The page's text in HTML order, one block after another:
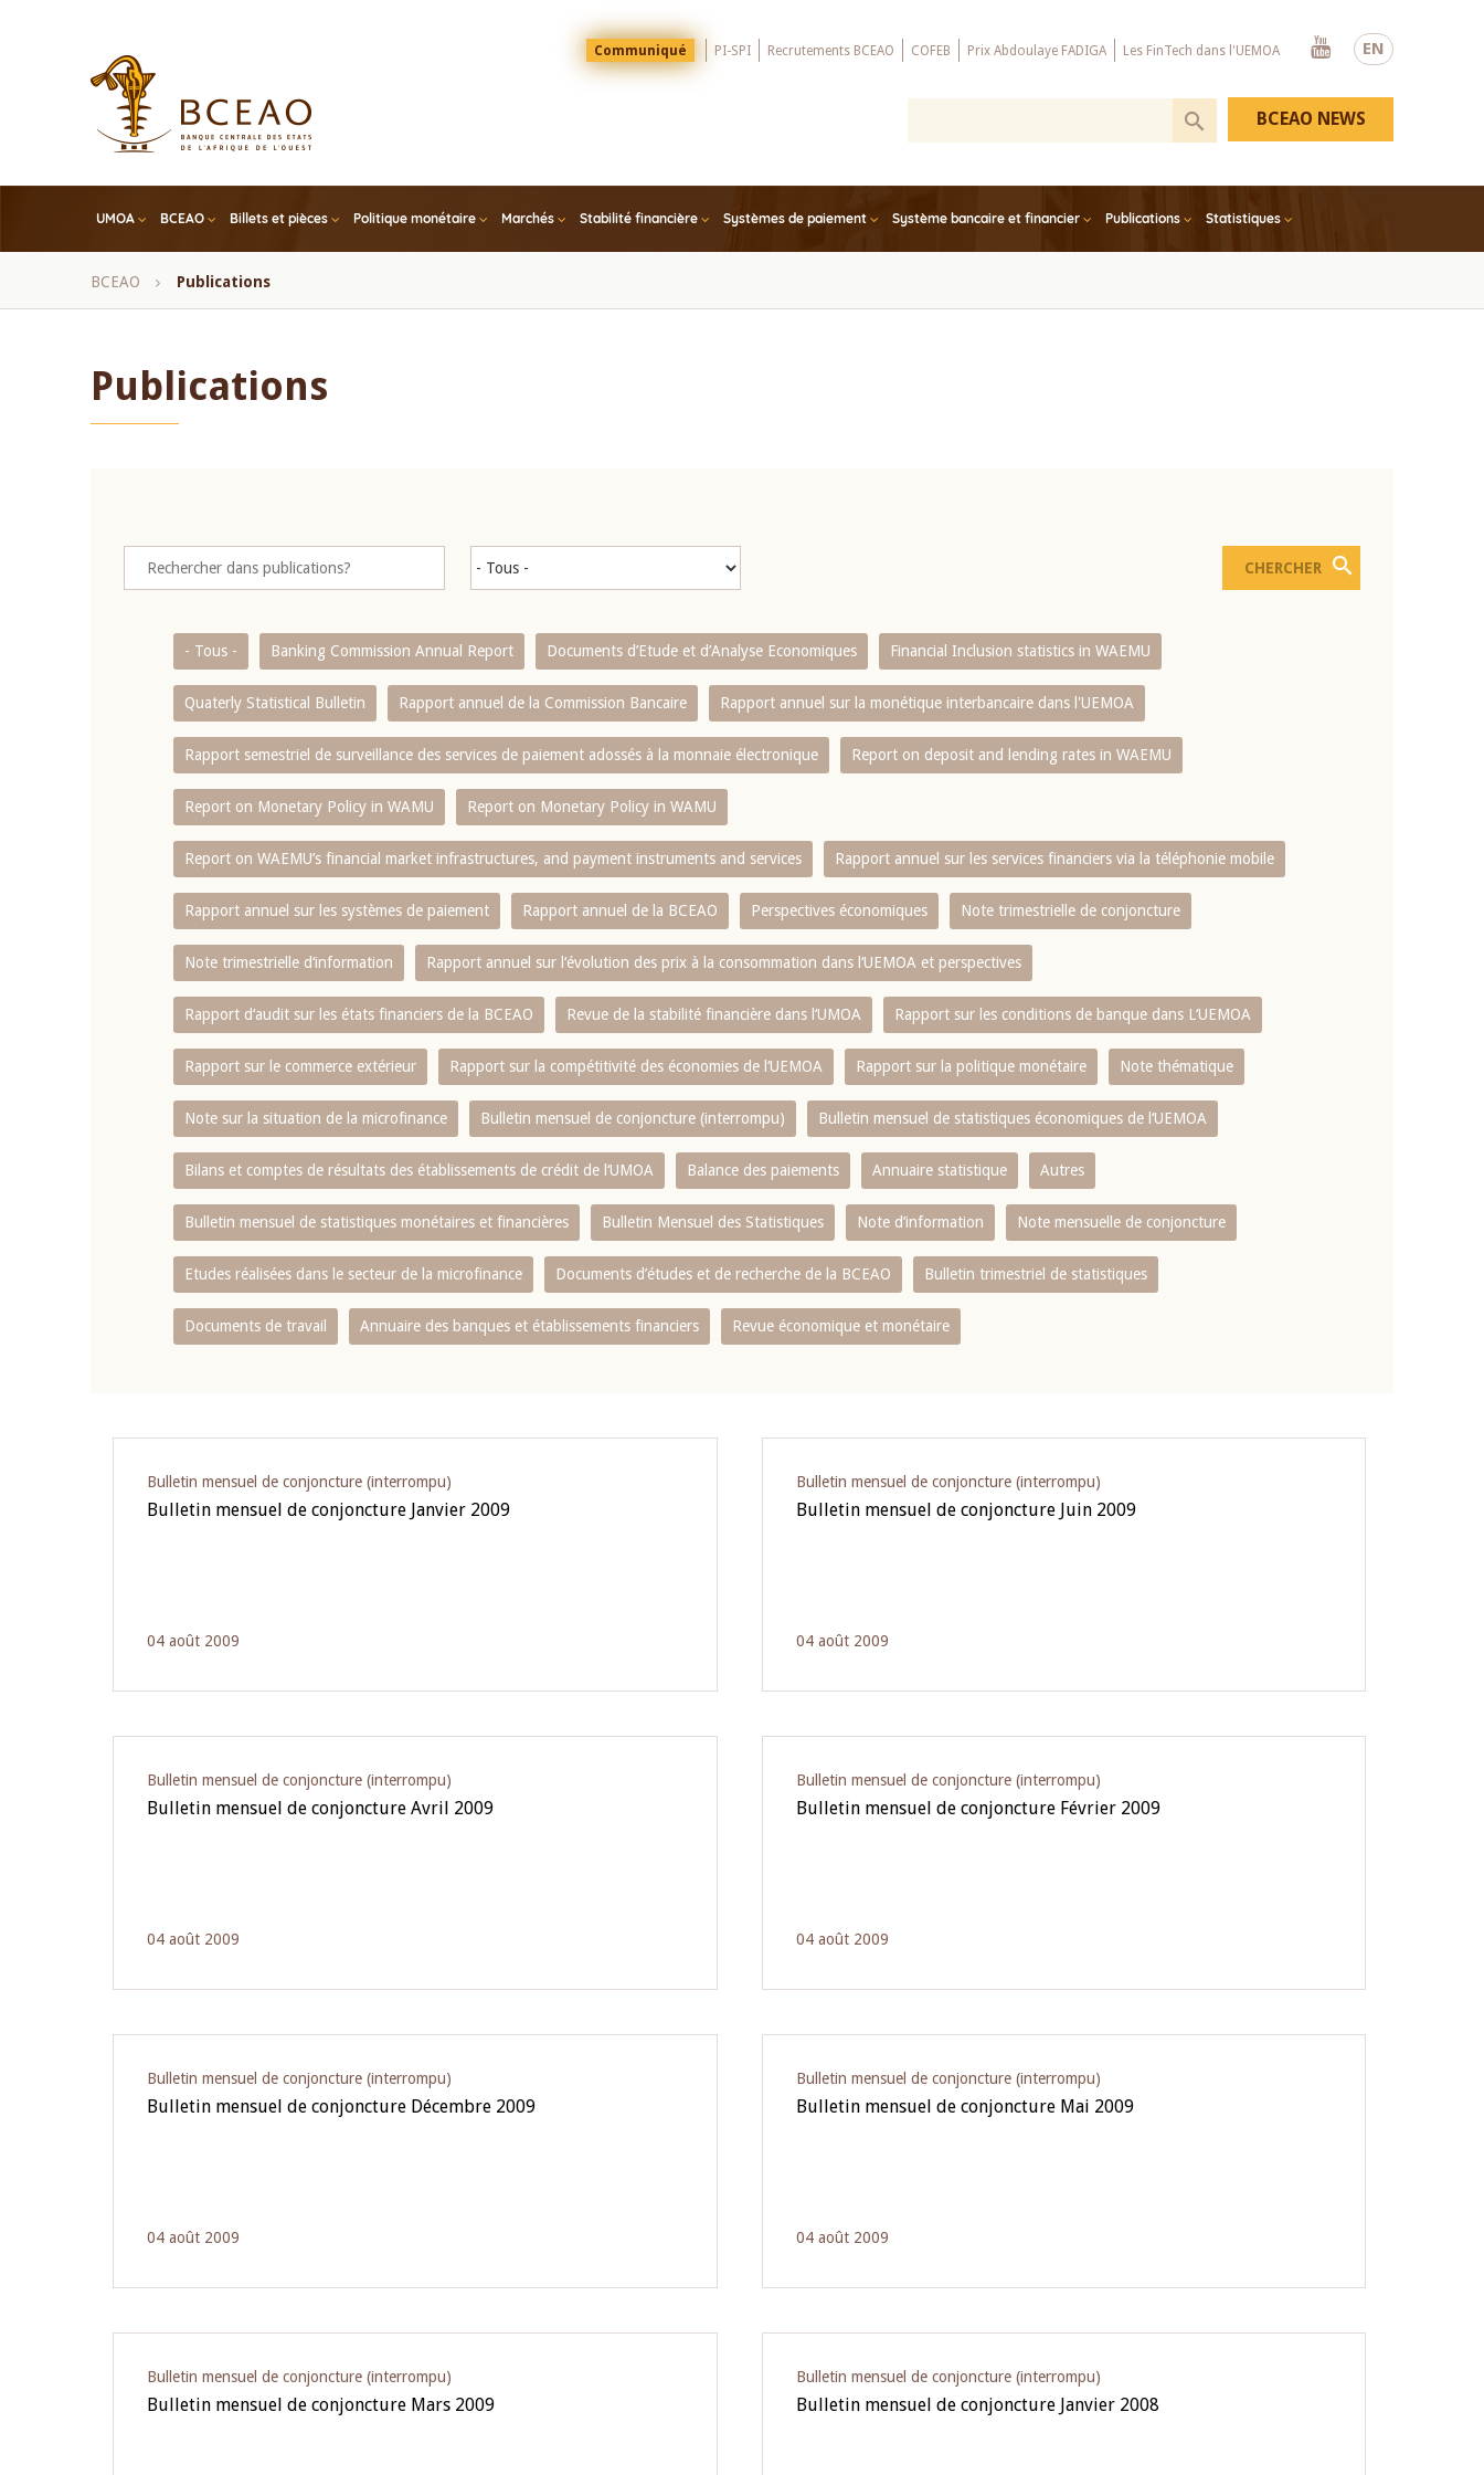
EN
Menu
Top
Communiqué PI-SPI Recrutements BCEAO COFEB Prix Abdoulaye FADIGA Les FinTech dans l'UEMOA
Youtube
UMOA BCEAO Billets et pièces Politique monétaire Marchés Stabilité financière Systèmes de paiement Système bancaire et financier Publications Statistiques
BCEAO NEWS
Fil
BCEAO Publications
Publications
- Tous - Banking Commission Annual Report Documents d’Etude et d’Analyse Economiques Financial Inclusion statistics in WAEMU
Quaterly Statistical Bulletin Rapport annuel de la Commission Bancaire Rapport annuel sur la monétique interbancaire dans l'UEMOA
Rapport semestriel de surveillance des services de paiement adossés à la monnaie électronique Report on deposit and lending rates in WAEMU
Report on Monetary Policy in WAMU Report on Monetary Policy in WAMU
Report on WAEMU’s financial market infrastructures, and payment instruments and services Rapport annuel sur les services financiers via la téléphonie mobile
Rapport annuel sur les systèmes de paiement Rapport annuel de la BCEAO Perspectives économiques Note trimestrielle de conjoncture
Note trimestrielle d‘information Rapport annuel sur l‘évolution des prix à la consommation dans l‘UEMOA et perspectives
Rapport d‘audit sur les états financiers de la BCEAO Revue de la stabilité financière dans l‘UMOA Rapport sur les conditions de banque dans L‘UEMOA
Rapport sur le commerce extérieur Rapport sur la compétitivité des économies de l‘UEMOA Rapport sur la politique monétaire Note thématique
Note sur la situation de la microfinance Bulletin mensuel de conjoncture (interrompu) Bulletin mensuel de statistiques économiques de l‘UEMOA
Bilans et comptes de résultats des établissements de crédit de l‘UMOA Balance des paiements Annuaire statistique Autres
Bulletin mensuel de statistiques monétaires et financières Bulletin Mensuel des Statistiques Note d’information Note mensuelle de conjoncture
Etudes réalisées dans le secteur de la microfinance Documents d’études et de recherche de la BCEAO Bulletin trimestriel de statistiques
Documents de travail Annuaire des banques et établissements financiers Revue économique et monétaire
Bulletin mensuel de conjoncture (interrompu)
Bulletin mensuel de conjoncture Janvier 2009
04 août 2009
Bulletin mensuel de conjoncture (interrompu)
Bulletin mensuel de conjoncture Juin 2009
04 août 2009
Bulletin mensuel de conjoncture (interrompu)
Bulletin mensuel de conjoncture Avril 2009
04 août 2009
Bulletin mensuel de conjoncture (interrompu)
Bulletin mensuel de conjoncture Février 2009
04 août 2009
Bulletin mensuel de conjoncture (interrompu)
Bulletin mensuel de conjoncture Décembre 2009
04 août 2009
Bulletin mensuel de conjoncture (interrompu)
Bulletin mensuel de conjoncture Mai 2009
04 août 2009
Bulletin mensuel de conjoncture (interrompu)
Bulletin mensuel de conjoncture Mars 2009
Bulletin mensuel de conjoncture (interrompu)
Bulletin mensuel de conjoncture Janvier 2008